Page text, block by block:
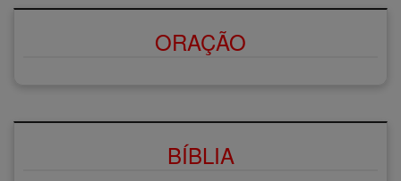
ORAÇÃO
BÍBLIA